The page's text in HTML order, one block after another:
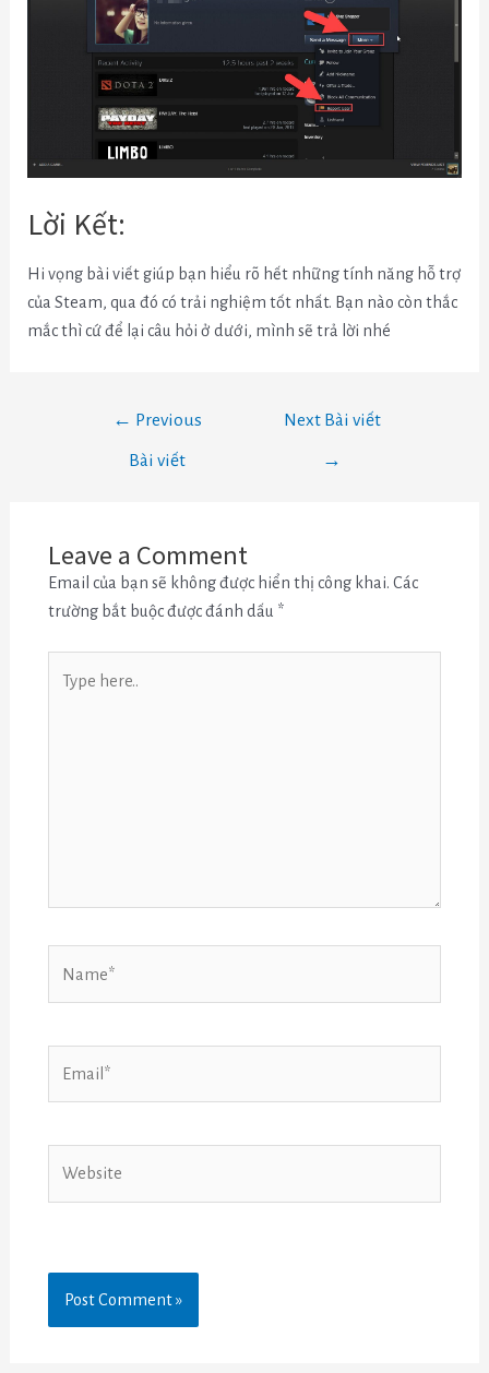
Lời Kết:
Hi vọng bài viết giúp bạn hiểu rõ hết những tính năng hỗ trợ
của Steam, qua đó có trải nghiệm tốt nhất. Bạn nào còn thắc
mắc thì cứ để lại câu hỏi ở dưới, mình sẽ trả lời nhé
← Previous
Bài viết
Next Bài viết
→
Leave a Comment
Email của bạn sẽ không được hiển thị công khai. Các
trường bắt buộc được đánh dấu *
here..